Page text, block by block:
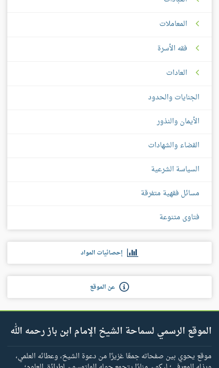
المعاملات
فقه الأسرة
العادات
الجنايات والحدود
الأيمان والنذور
القضاء والشهادات
السياسة الشرعية
مسائل فقهية متفرقة
فتاوى متنوعة
إحصائيات المواد
عن الموقع
الموقع الرسمي لسماحة الشيخ الإمام ابن باز رحمه الله
موقع يحوي بين صفحاته جمعًا غزيرًا من دعوة الشيخ، وعطائه العلمي،